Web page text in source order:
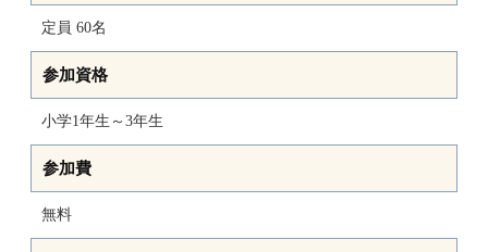
定員 60名
参加資格
小学1年生～3年生
参加費
無料